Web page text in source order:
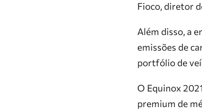
Fioco, diretor
Além disso, a
emissões de
portfólio de
O Equinox
premium de